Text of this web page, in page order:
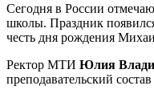
Сегодня в России
школы. Праздник
честь дня рождения
Ректор МТИ Юлия
преподавательский